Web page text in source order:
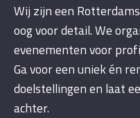
Wij zijn een
oog voor detail. We
evenementen voor
Ga voor een uniek én
doelstellingen en laat
achter.